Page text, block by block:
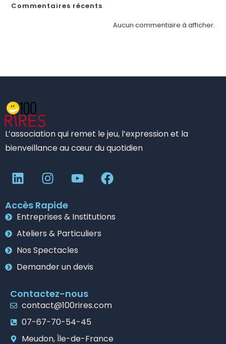
Commentaires récents
Aucun commentaire à afficher.
L’association qui remet le jeu, l’expression et la
bienveillance au cœur du quotidien
Accès Rapide
Entreprises & Institutions
Ateliers & Particuliers
Nos Spectacles
Demander un devis
Contactez-nous
contact@100rires.com
07-67-70-54-45
Meudon, Île-de-France